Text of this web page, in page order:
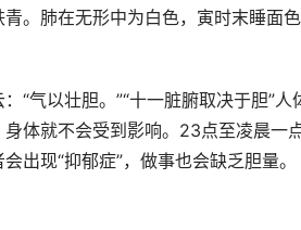
。肺在无形中为白色，寅时末睡面
“气以壮胆。”“十一脏腑取决于胆”人
体就不会受到影响。23点至凌晨一
出现“抑郁症”，做事也会缺乏胆量。